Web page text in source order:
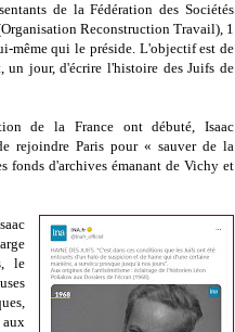
de la Fédération des Sociétés
Reconstruction Travail), 1
même qui le préside. L'objectif est de
un jour, d'écrire l'histoire des Juifs de
de la France ont débuté, Isaac
rejoindre Paris pour « sauver de la
fonds d'archives émanant de Vichy et
le
aux